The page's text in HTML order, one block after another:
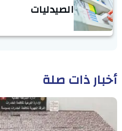
الصيدليات
أخبار ذات صلة